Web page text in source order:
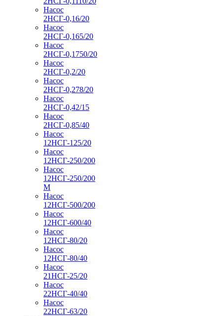
Насос
2НСГ-0,16/20
Насос
2НСГ-0,165/20
Насос
2НСГ-0,1750/20
Насос
2НСГ-0,2/20
Насос
2НСГ-0,278/20
Насос
2НСГ-0,42/15
Насос
2НСГ-0,85/40
Насос
12НСГ-125/20
Насос
12НСГ-250/200
Насос
12НСГ-250/200
М
Насос
12НСГ-500/200
Насос
12НСГ-600/40
Насос
12НСГ-80/20
Насос
12НСГ-80/40
Насос
21НСГ-25/20
Насос
22НСГ-40/40
Насос
22НСГ-63/20